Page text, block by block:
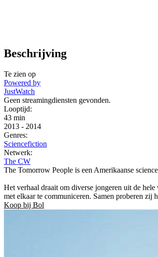
Beschrijving
Te zien op
Powered by
JustWatch
Geen streamingdiensten gevonden.
Looptijd:
43 min
2013 - 2014
Genres:
Sciencefiction
Netwerk:
The CW
The Tomorrow People is een Amerikaanse
Het verhaal draait om diverse jongeren uit de
met elkaar te communiceren. Samen proberen zij
Koop bij Bol